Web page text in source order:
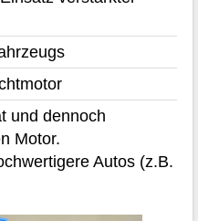
und dennoch
Motor.
Autos (z.B.